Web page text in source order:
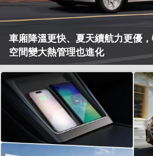
車廂降溫更快、夏天續航力更優
空間變大熱管理也進化